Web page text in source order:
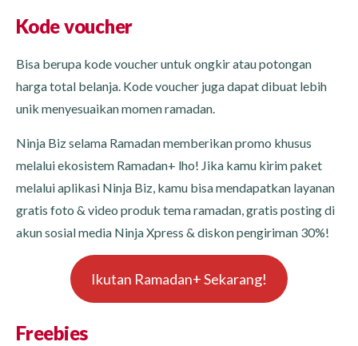
Kode voucher
Bisa berupa kode voucher untuk ongkir atau potongan
harga total belanja. Kode voucher juga dapat dibuat lebih
unik menyesuaikan momen ramadan.
Ninja Biz selama Ramadan memberikan promo khusus
melalui ekosistem Ramadan+ lho! Jika kamu kirim paket
melalui aplikasi Ninja Biz, kamu bisa mendapatkan layanan
gratis foto & video produk tema ramadan, gratis posting di
akun sosial media Ninja Xpress & diskon pengiriman 30%!
Ikutan Ramadan+ Sekarang!
Freebies